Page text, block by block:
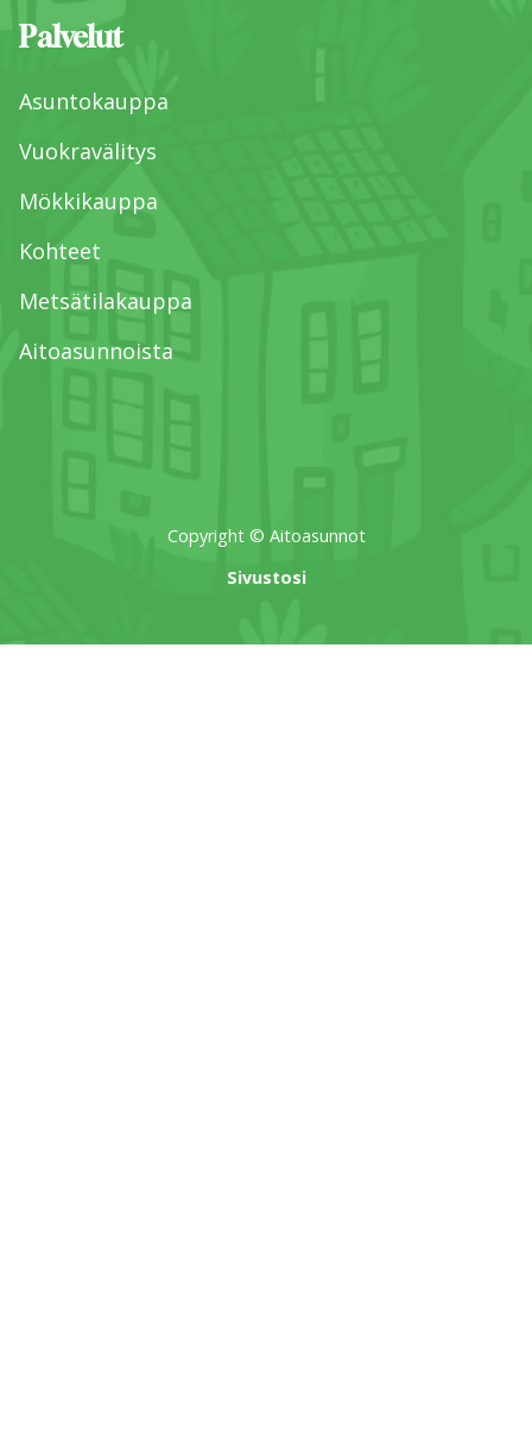
Palvelut
Asuntokauppa
Vuokravälitys
Mökkikauppa
Kohteet
Metsätilakauppa
Aitoasunnoista
Copyright © Aitoasunnot
Sivustosi